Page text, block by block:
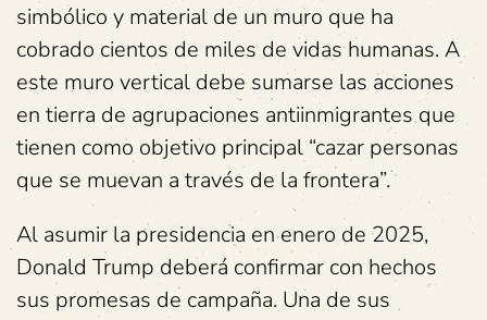
simbólico y material de un muro que ha
cobrado cientos de miles de vidas humanas. A
este muro vertical debe sumarse las acciones
en tierra de agrupaciones antiinmigrantes que
tienen como objetivo principal “cazar personas
que se muevan a través de la frontera”.
Al asumir la presidencia en enero de 2025,
Donald Trump deberá confirmar con hechos
sus promesas de campaña. Una de sus